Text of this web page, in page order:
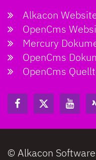
Alkacon
OpenCms
Mercury
OpenCms
OpenCms
© Alkacon